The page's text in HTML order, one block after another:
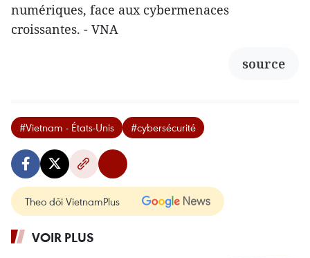
numériques, face aux cybermenaces
croissantes. - VNA
source
#Vietnam - États-Unis #cybersécurité
Theo dõi VietnamPlus
VOIR PLUS